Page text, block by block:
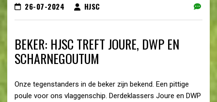
26-07-2024 HJSC
BEKER: HJSC TREFT JOURE, DWP EN
SCHARNEGOUTUM
Onze tegenstanders in de beker zijn bekend. Een pittige
poule voor ons vlaggenschip. Derdeklassers Joure en DWP